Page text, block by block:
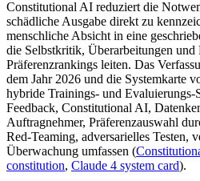
Constitutional AI reduziert die
schädliche Ausgabe direkt zu
menschliche Absicht in eine
die Selbstkritik, Überarbeitungen und
Präferenzrankings leiten. Das
dem Jahr 2026 und die Systemkarte
hybride Trainings- und Evaluierungs-
Feedback, Constitutional AI,
Auftragnehmer, Präferenzauswahl
Red-Teaming, adversarielles Testen,
Überwachung umfassen (
constitution, Claude 4 system card).